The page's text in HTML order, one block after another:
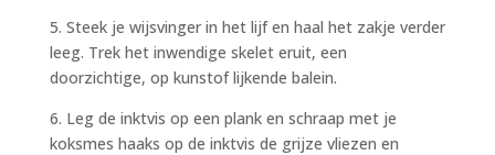
5. Steek je wijsvinger in het lijf en haal het zakje verder
leeg. Trek het inwendige skelet eruit, een
doorzichtige, op kunstof lijkende balein.
6. Leg de inktvis op een plank en schraap met je
koksmes haaks op de inktvis de grijze vliezen en